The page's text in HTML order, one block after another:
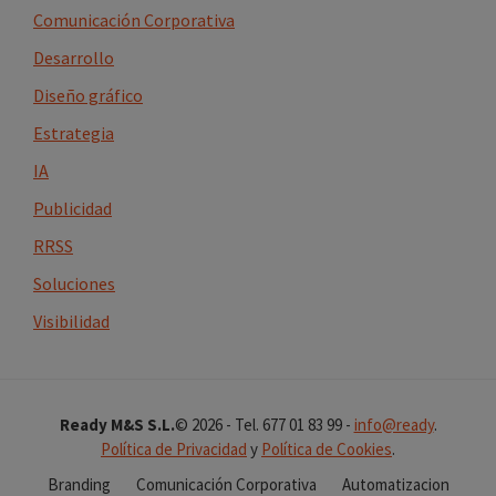
Comunicación Corporativa
Desarrollo
Diseño gráfico
Estrategia
IA
Publicidad
RRSS
Soluciones
Visibilidad
Ready M&S S.L.© 2026 - Tel. 677 01 83 99 - info@ready.
Política de Privacidad y Política de Cookies.
Branding
Comunicación Corporativa Automatizacion